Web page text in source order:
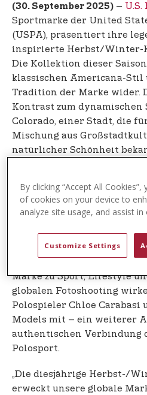
(30. September 2025) – U.S.
Sportmarke der United
(USPA), präsentiert ihre
inspirierte Herbst/Winter-
Die Kollektion dieser
klassischen Americana-
Tradition der Marke wider.
Kontrast zum dynamischen
Colorado, einer Stadt, die
Mischung aus
natürlicher Schönheit
Von der Innenstadt von
Weiten der Aspen Ranch
Landschaften die perfekte
Herbst-/Winterkollektion
Die Kampagne dieser
Thema „Back to School“ im
Marke zu Sport, Lifestyle
globalen Fotoshooting
Polospieler Chloe Carabasi
Models mit – ein weiterer
authentischen Verbindung
Polosport.
„Die diesjährige Herbst-/
erweckt unsere globale
By clicking “Accept All
of cookies on your device to
analyze site usage, and assist
Customize Settings